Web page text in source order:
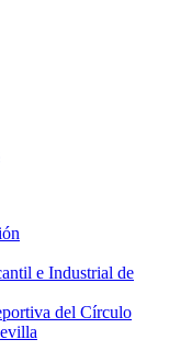
e Industrial de
del Círculo